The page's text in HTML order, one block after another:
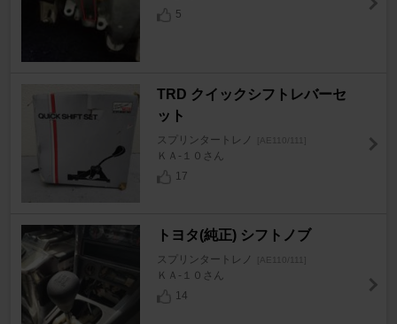
5
TRD クイックシフトレバーセ
ット
スプリンタートレノ [AE110/111]
ＫＡ-１０さん
17
トヨタ(純正) シフトノブ
スプリンタートレノ [AE110/111]
ＫＡ-１０さん
14